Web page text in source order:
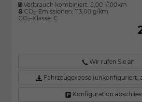
Verbrauch kombiniert: 5,00 l/100km
CO2-Emissionen: 113,00 g/km
CO2-Klasse: C
Wir rufen Sie an
Fahrzeugexpose (unkonfiguriert,
Konfiguration